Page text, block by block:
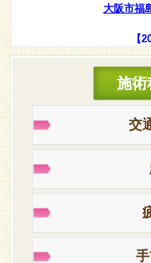
大阪市福
【
施術
交